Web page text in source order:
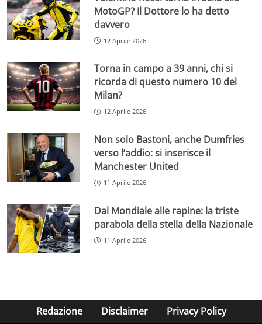
MotoGP? Il Dottore lo ha detto
davvero
12 Aprile 2026
Torna in campo a 39 anni, chi si
ricorda di questo numero 10 del
Milan?
12 Aprile 2026
Non solo Bastoni, anche Dumfries
verso l’addio: si inserisce il
Manchester United
11 Aprile 2026
Dal Mondiale alle rapine: la triste
parabola della stella della Nazionale
11 Aprile 2026
Redazione Disclaimer Privacy Policy